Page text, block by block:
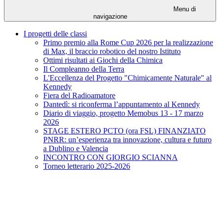
Menu di
navigazione
I progetti delle classi
Primo premio alla Rome Cup 2026 per la realizzazione
di Max, il braccio robotico del nostro Istituto
Ottimi risultati ai Giochi della Chimica
Il Compleanno della Terra
L'Eccellenza del Progetto "Chimicamente Naturale" al
Kennedy
Fiera del Radioamatore
Dantedì: si riconferma l’appuntamento al Kennedy
Diario di viaggio, progetto Memobus 13 - 17 marzo
2026
STAGE ESTERO PCTO (ora FSL) FINANZIATO
PNRR: un’esperienza tra innovazione, cultura e futuro
a Dublino e Valencia
INCONTRO CON GIORGIO SCIANNA
Torneo letterario 2025-2026